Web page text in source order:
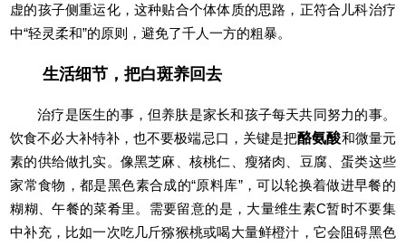
虚的孩子侧重运化，这种贴合个体体质的思路，正符合儿科治疗
中“轻灵柔和”的原则，避免了千人一方的粗暴。
生活细节，把白斑养回去
治疗是医生的事，但养肤是家长和孩子每天共同努力的事。
饮食不必大补特补，也不要极端忌口，关键是把酪氨酸和微量元
素的供给做扎实。像黑芝麻、核桃仁、瘦猪肉、豆腐、蛋类这些
家常食物，都是黑色素合成的“原料库”，可以轮换着做进早餐的
糊糊、午餐的菜肴里。需要留意的是，大量维生素C暂时不要集
中补充，比如一次吃几斤猕猴桃或喝大量鲜橙汁，它会阻碍黑色